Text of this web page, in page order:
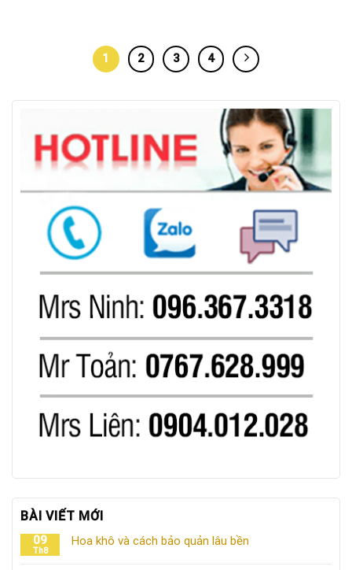
1 2 3 4
BÀI VIẾT MỚI
09
Th8
Hoa khô và cách bảo quản lâu bền